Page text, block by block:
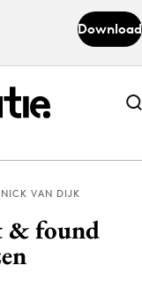
Download
Abonneer nu
Abonneer nu
VAN DIJK
& found